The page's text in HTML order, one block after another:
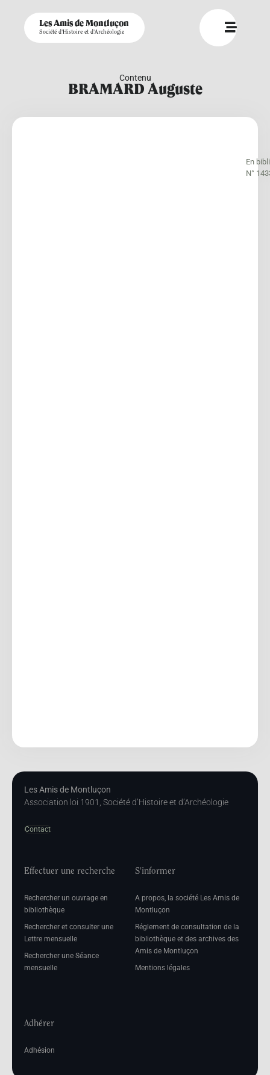
Les Amis de Montluçon
Société d'Histoire et d'Archéologie
Contenu
BRAMARD Auguste
En
N°
Les Amis de Montluçon
Association loi 1901, Société d’Histoire et d’Archéologie
Contact
Effectuer une recherche
Rechercher un ouvrage en
bibliothèque
Rechercher et consulter une
Lettre mensuelle
Rechercher une Séance
mensuelle
S'informer
A propos, la société Les Amis de
Montluçon
Réglement de consultation de la
bibliothèque et des archives des
Amis de Montluçon
Mentions légales
Adhérer
Adhésion